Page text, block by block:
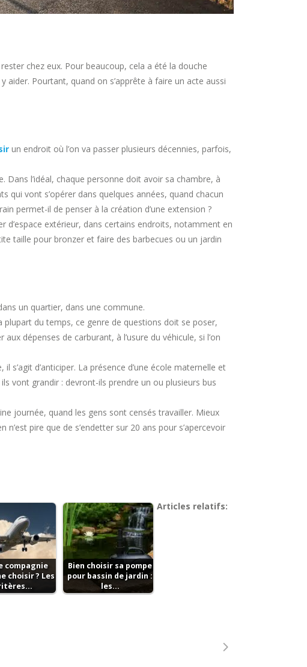
chez eux. Pour beaucoup, cela a été la douche
Pourtant, quand on s’apprête à faire un acte aussi
un endroit où l’on va passer plusieurs décennies, parfois,
l’idéal, chaque personne doit avoir sa chambre, à
vont s’opérer dans quelques années, quand chacun
permet-il de penser à la création d’une extension ?
d’espace extérieur, dans certains endroits, notamment en
taille pour bronzer et faire des barbecues ou un jardin
un quartier, dans une commune.
du temps, ce genre de questions doit se poser,
dépenses de carburant, à l’usure du véhicule, si l’on
d’anticiper. La présence d’une école maternelle et
vont grandir : devront-ils prendre un ou plusieurs bus
journée, quand les gens sont censés travailler. Mieux
pire que de s’endetter sur 20 ans pour s’apercevoir
Articles relatifs:
compagnie
choisir ? Les
Bien choisir sa pompe
pour bassin de jardin :
les…